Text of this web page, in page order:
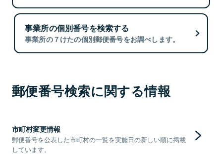
事業所の個別番号を検索する
事業所の７けたの個別郵便番号をお調べします。
郵便番号検索に関する情報
市町村変更情報
郵便番号を公表した市町村の一覧を実施日の新しい順に掲載
しています。